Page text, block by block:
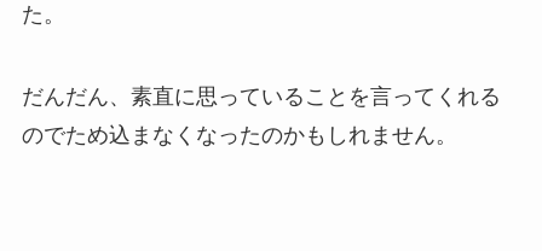
た。
だんだん、素直に思っていることを言ってくれる
のでため込まなくなったのかもしれません。